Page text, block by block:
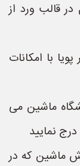
در قالب ورد از
با امکانات
ماشین می
درج نمایید
ماشین که در